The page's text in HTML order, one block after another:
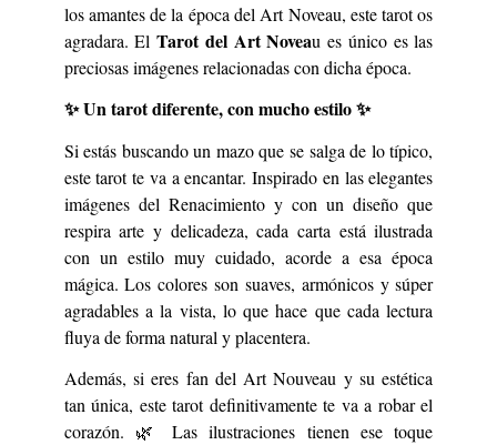
los amantes de la época del Art Noveau, este tarot os
agradara. ElTarot del Art Noveau es único es las
preciosas imágenes relacionadas con dicha época.
✨ Un tarot diferente, con mucho estilo ✨
Si estás buscando un mazo que se salga de lo típico,
este tarot te va a encantar. Inspirado en las elegantes
imágenes del Renacimiento y con un diseño que
respira arte y delicadeza, cada carta está ilustrada
con un estilo muy cuidado, acorde a esa época
mágica. Los colores son suaves, armónicos y súper
agradables a la vista, lo que hace que cada lectura
fluya de forma natural y placentera.
Además, si eres fan del Art Nouveau y su estética
tan única, este tarot definitivamente te va a robar el
corazón. 🌿 Las ilustraciones tienen ese toque